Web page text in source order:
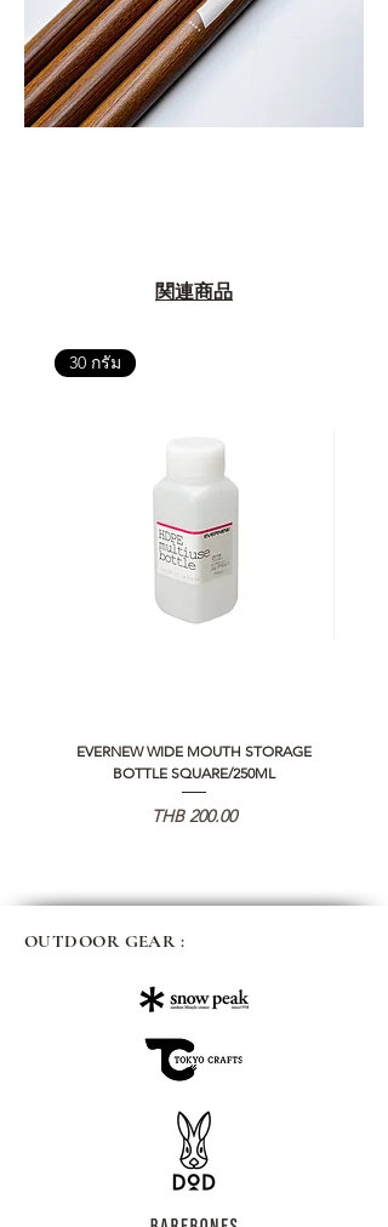
関連商品
30 กรัม
EVERNEW WIDE MOUTH STORAGE
BOTTLE SQUARE/250ML
価格
THB 200.00
OUTDOOR GEAR :